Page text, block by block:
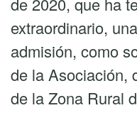
extraordinario,
admisión, como
de la Asociación,
de la Zona Rural